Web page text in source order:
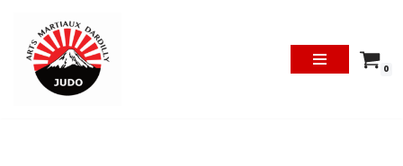
Aller
Contenu
0